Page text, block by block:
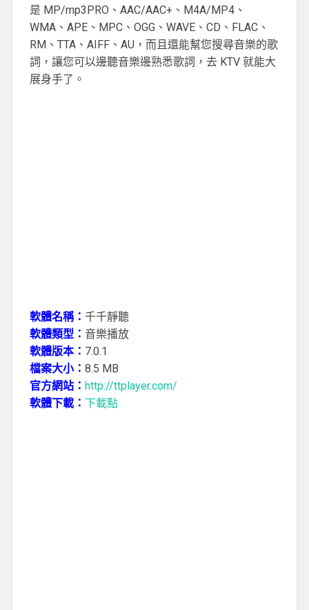
是 MP/mp3PRO、AAC/AAC+、M4A/MP4、
WMA、APE、MPC、OGG、WAVE、CD、FLAC、
RM、TTA、AIFF、AU，而且還能幫您搜尋音樂的歌
詞，讓您可以邊聽音樂邊熟悉歌詞，去 KTV 就能大
展身手了。
軟體名稱： 千千靜聽
軟體類型： 音樂播放
軟體版本： 7.0.1
檔案大小： 8.5 MB
官方網站： http://ttplayer.com/
軟體下載： 下載點